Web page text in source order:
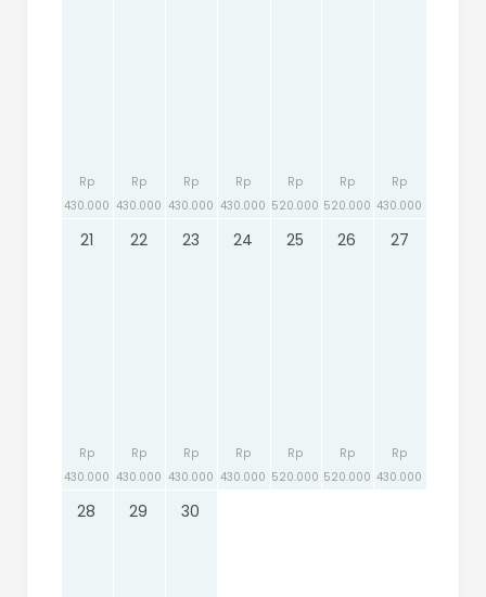
Rp
430.000
Rp
430.000
Rp
430.000
Rp
430.000
Rp
520.000
Rp
520.000
Rp
430.000
21
Rp
430.000
22
Rp
430.000
23
Rp
430.000
24
Rp
430.000
25
Rp
520.000
26
Rp
520.000
27
Rp
430.000
28 29 30